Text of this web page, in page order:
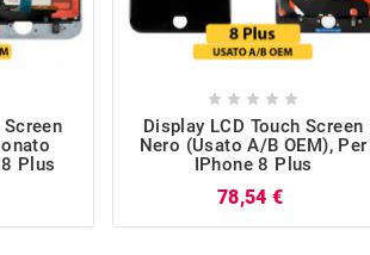
Screen
Plus
    
Display LCD Touch Screen
Nero (Usato A/B OEM), Per
IPhone 8 Plus
78,54 €